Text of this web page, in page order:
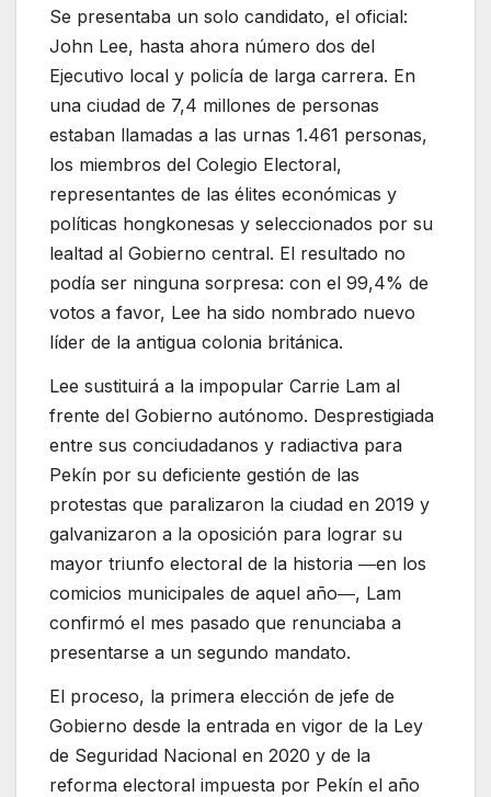
Se presentaba un solo candidato, el oficial:
John Lee, hasta ahora número dos del
Ejecutivo local y policía de larga carrera. En
una ciudad de 7,4 millones de personas
estaban llamadas a las urnas 1.461 personas,
los miembros del Colegio Electoral,
representantes de las élites económicas y
políticas hongkonesas y seleccionados por su
lealtad al Gobierno central. El resultado no
podía ser ninguna sorpresa: con el 99,4% de
votos a favor, Lee ha sido nombrado nuevo
líder de la antigua colonia británica.
Lee sustituirá a la impopular Carrie Lam al
frente del Gobierno autónomo. Desprestigiada
entre sus conciudadanos y radiactiva para
Pekín por su deficiente gestión de las
protestas que paralizaron la ciudad en 2019 y
galvanizaron a la oposición para lograr su
mayor triunfo electoral de la historia ―en los
comicios municipales de aquel año―, Lam
confirmó el mes pasado que renunciaba a
presentarse a un segundo mandato.
El proceso, la primera elección de jefe de
Gobierno desde la entrada en vigor de la Ley
de Seguridad Nacional en 2020 y de la
reforma electoral impuesta por Pekín el año